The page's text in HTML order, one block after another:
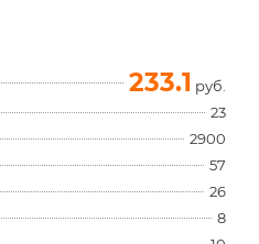
233.1 руб.
23
2900
57
26
8